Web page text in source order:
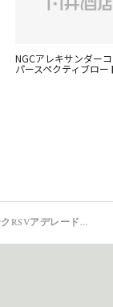
NGCアレキサンダー
パースペクティブロー
PジェイコブズクリークRSVアデレードヒルズピノN